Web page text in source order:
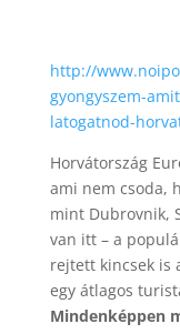
http://
gyongyszem-
latogatnod-
Horvátország
ami nem csoda,
mint Dubrovnik,
van itt – a
rejtett kincsek is
egy átlagos
Mindenképpen